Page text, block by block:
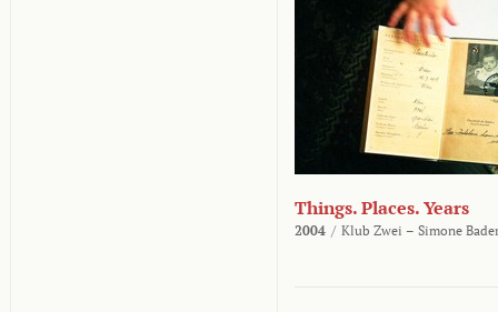
Things. Places. Years
2004 / Klub Zwei – Simone